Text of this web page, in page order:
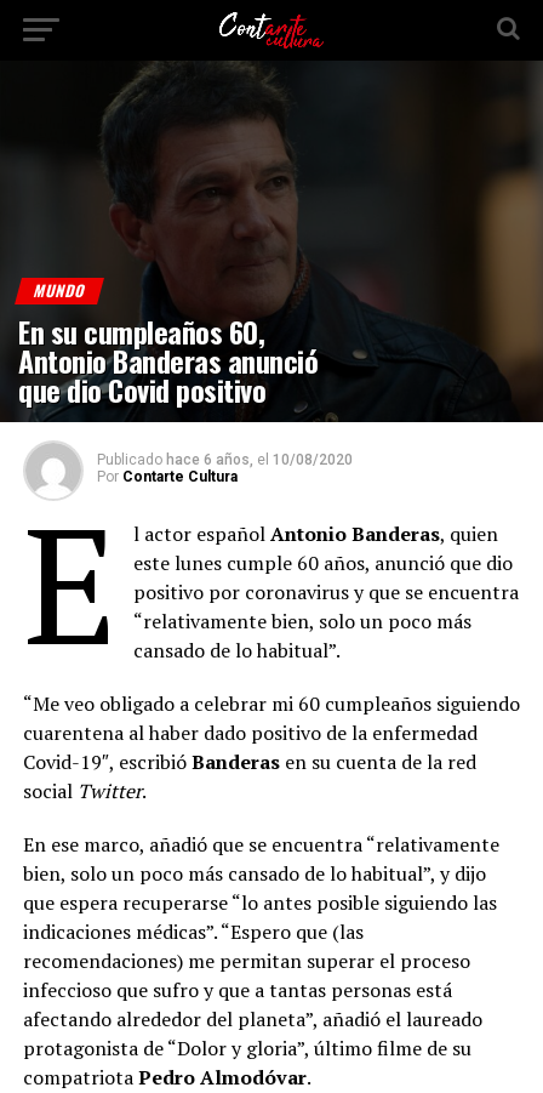
MUNDO
En su cumpleaños 60,
Antonio Banderas anunció
que dio Covid positivo
Publicado hace 6 años, el 10/08/2020
Por Contarte Cultura
E l actor españolAntonio Banderas, quien
este lunes cumple 60 años, anunció que dio
positivo por coronavirus y que se encuentra
“relativamente bien, solo un poco más
cansado de lo habitual”.
“Me veo obligado a celebrar mi 60 cumpleaños siguiendo
cuarentena al haber dado positivo de la enfermedad
Covid-19″, escribióBanderas en su cuenta de la red
social Twitter.
En ese marco, añadió que se encuentra “relativamente
bien, solo un poco más cansado de lo habitual”, y dijo
que espera recuperarse “lo antes posible siguiendo las
indicaciones médicas”. “Espero que (las
recomendaciones) me permitan superar el proceso
infeccioso que sufro y que a tantas personas está
afectando alrededor del planeta”, añadió el laureado
protagonista de “Dolor y gloria”, último filme de su
compatriotaPedro Almodóvar.